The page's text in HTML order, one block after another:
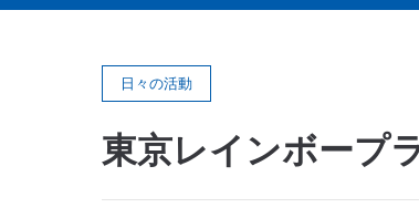
日々の活動
東京レインボープ